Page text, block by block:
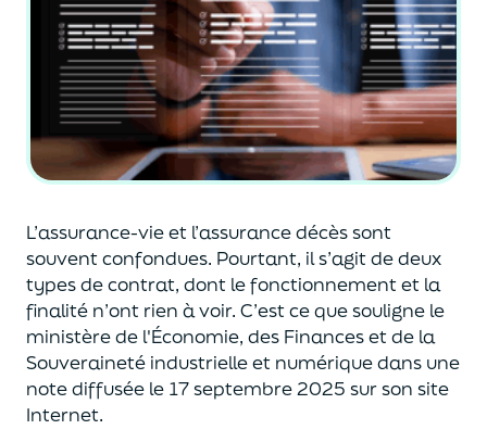
L’assurance-vie et l’assurance décès sont
souventconfondues. Pourtant, il s’agit de deux
types de contrat, dont le fonctionnement et la
finalité n’ont rien à voir. C’est ce que souligne le
ministère de l'Économie, des Financeset de la
Souveraineté industrielle et numériquedans une
note diffusée le 17 septembre 2025 sur son site
Internet.